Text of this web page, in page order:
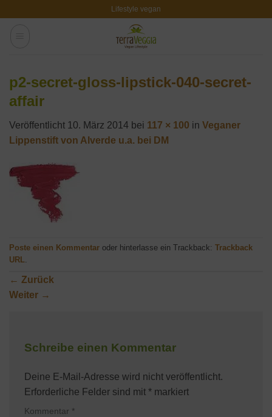
Lifestyle vegan
p2-secret-gloss-lipstick-040-secret-
affair
Veröffentlicht 10. März 2014 bei 117 × 100 in Veganer
Lippenstift von Alverde u.a. bei DM
Poste einen Kommentar oder hinterlasse ein Trackback: Trackback
URL.
← Zurück
Weiter →
Schreibe einen Kommentar
Deine E-Mail-Adresse wird nicht veröffentlicht.
Erforderliche Felder sind mit * markiert
Kommentar *